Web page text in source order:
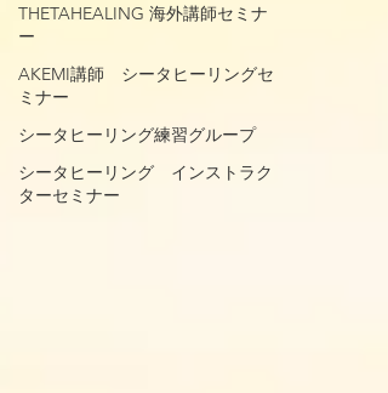
THETAHEALING 海外講師セミナ
ー
AKEMI講師 シータヒーリングセ
ミナー
シータヒーリング練習グループ
シータヒーリング インストラク
ターセミナー